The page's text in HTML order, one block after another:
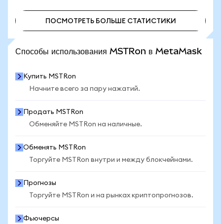
ПОСМОТРЕТЬ БОЛЬШЕ СТАТИСТИКИ
Способы использования MSTRon в MetaMask
Купить MSTRon
Начните всего за пару нажатий.
Продать MSTRon
Обменяйте MSTRon на наличные.
Обменять MSTRon
Торгуйте MSTRon внутри и между блокчейнами.
Прогнозы
Торгуйте MSTRon и на рынках криптопрогнозов.
Фьючерсы